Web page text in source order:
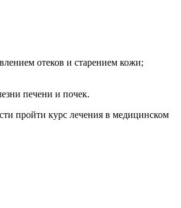
отеков и старением кожи;
печени и почек.
пройти курс лечения в медицинском